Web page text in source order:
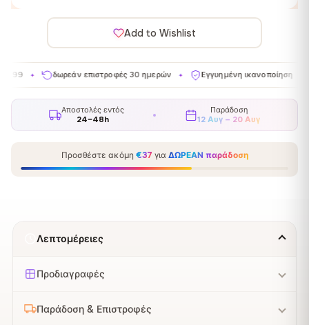
Add to Wishlist
δωρεάν επιστροφές 30 ημερών ✦ Εγγυημένη ικανοποίηση ✦
Αποστολές εντός
24–48h
Παράδοση
12 Αυγ – 20 Αυγ
Προσθέστε ακόμη €37 για ΔΩΡΕΑΝ παράδοση
Λεπτομέρειες
Προδιαγραφές
Παράδοση & Επιστροφές